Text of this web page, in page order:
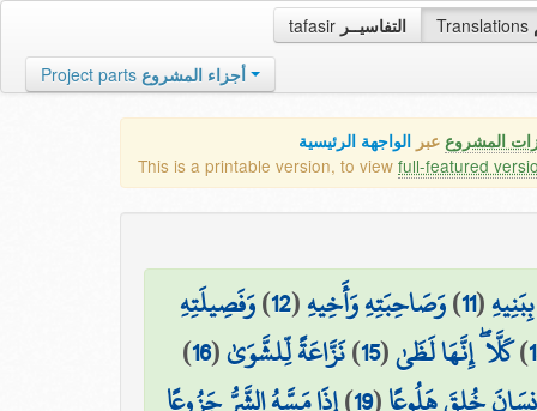
tafasir التفاسيــر Translations
Project parts أجزاء المشروع
المشروع عبر الواجهة الرئيسية
This is a printable version, to view full-featured
(
11
)وَصَاحِبَتِهِ وَأَخِيهِ(
12
)وَفَصِيلَتِهِ
)كَلَّا ۖ إِنَّهَا لَظَىٰ(
15
)نَزَّاعَةً لِّلشَّوَىٰ(
16
)